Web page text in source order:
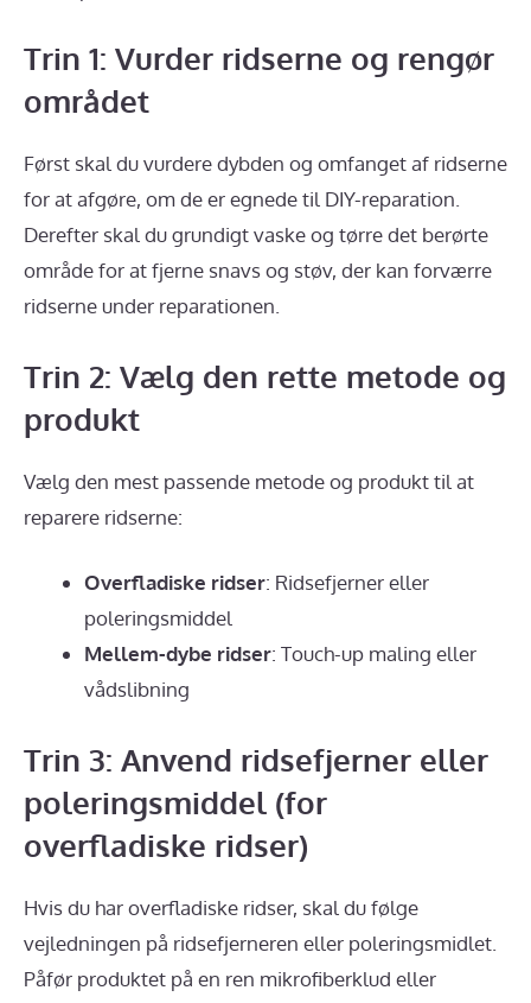
Trin 1: Vurder ridserne og rengør
området
Først skal du vurdere dybden og omfanget af ridserne
for at afgøre, om de er egnede til DIY-reparation.
Derefter skal du grundigt vaske og tørre det berørte
område for at fjerne snavs og støv, der kan forværre
ridserne under reparationen.
Trin 2: Vælg den rette metode og
produkt
Vælg den mest passende metode og produkt til at
reparere ridserne:
Overfladiske ridser: Ridsefjerner eller
poleringsmiddel
Mellem-dybe ridser: Touch-up maling eller
vådslibning
Trin 3: Anvend ridsefjerner eller
poleringsmiddel (for
overfladiske ridser)
Hvis du har overfladiske ridser, skal du følge
vejledningen på ridsefjerneren eller poleringsmidlet.
Påfør produktet på en ren mikrofiberklud eller